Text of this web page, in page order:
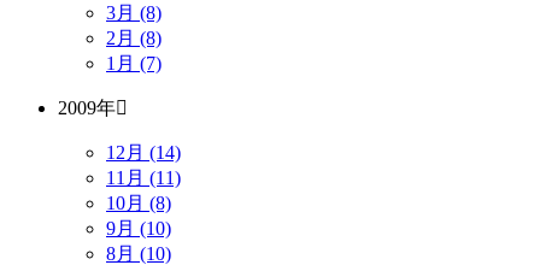
3月 (8)
2月 (8)
1月 (7)
2009年
12月 (14)
11月 (11)
10月 (8)
9月 (10)
8月 (10)